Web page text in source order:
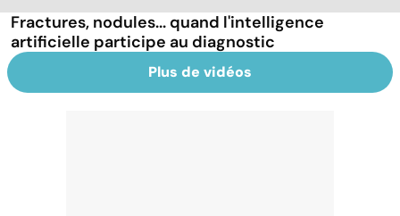
Fractures, nodules... quand l'intelligence
artificielle participe au diagnostic
Plus de vidéos